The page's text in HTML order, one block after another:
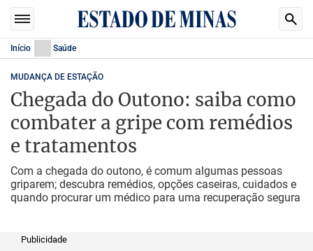
Início Saúde
MUDANÇA DE ESTAÇÃO
Chegada do Outono: saiba como
combater a gripe com remédios
e tratamentos
Com a chegada do outono, é comum algumas pessoas
griparem; descubra remédios, opções caseiras, cuidados e
quando procurar um médico para uma recuperação segura
Publicidade